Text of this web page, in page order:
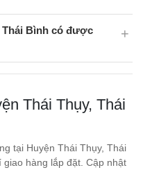
Thái Bình có được
Thái Thụy, Thái
tại Huyện Thái Thụy, Thái
giao hàng lắp đặt. Cập nhật